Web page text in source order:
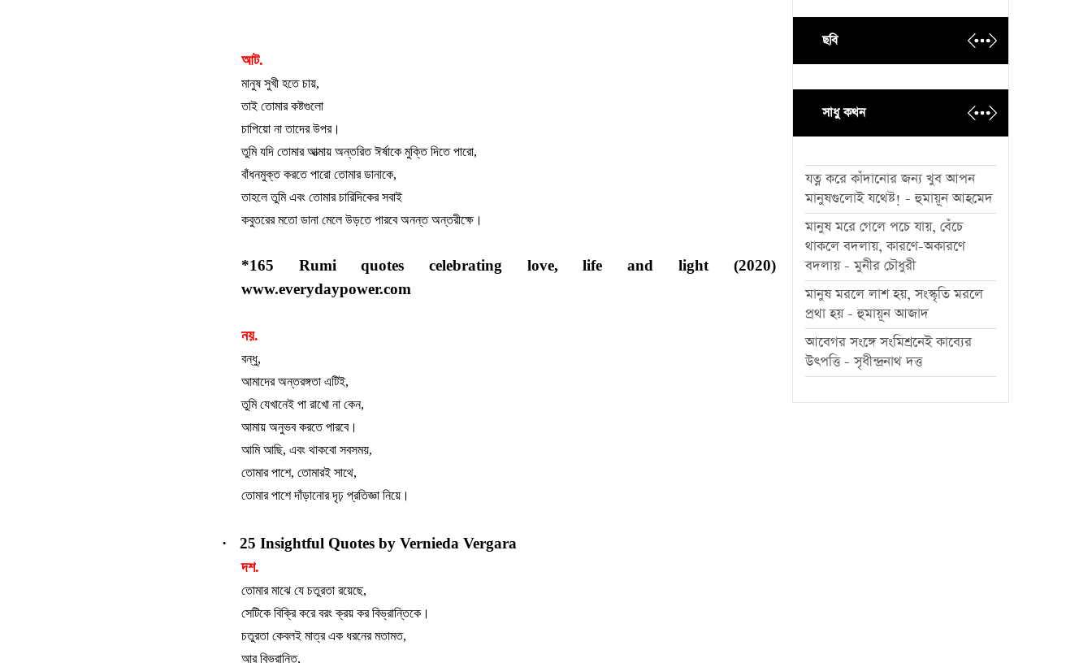
আট.
মানুষ সুখী হতে চায়,
তাই তোমার কষ্টগুলো
চাপিয়ো না তাদের উপর।
তুমি যদি তোমার আত্মায় অন্তরিত ঈর্ষাকে মুক্তি দিতে পারো,
বাঁধনমুক্ত করতে পারো তোমার ডানাকে,
তাহলে তুমি এবং তোমার চারিদিকের সবাই
কবুতরের মতো ডানা মেলে উড়তে পারবে অনন্ত অন্তরীক্ষে।
*165 Rumi quotes celebrating love, life and light (2020)
www.everydaypower.com
নয়.
বন্ধু,
আমাদের অন্তরঙ্গতা এটিই,
তুমি যেখানেই পা রাখো না কেন,
আমায় অনুভব করতে পারবে।
আমি আছি, এবং থাকবো সবসময়,
তোমার পাশে, তোমারই সাথে,
তোমার পাশে দাঁড়ানোর দৃঢ় প্রতিজ্ঞা নিয়ে।
· 25 Insightful Quotes by Vernieda Vergara
দশ.
তোমার মাঝে যে চতুরতা রয়েছে,
সেটিকে বিক্রি করে বরং ক্রয় কর বিভ্রান্তিকে।
চতুরতা কেবলই মাত্র এক ধরনের মতামত,
আর বিভ্রান্তি,
ছবি
সাধু কথন
যত্ন করে কাঁদানোর জন্য খুব আপন
মানুষগুলোই যথেষ্ট! - হুমায়ূন আহমেদ
মানুষ মরে গেলে পচে যায়, বেঁচে
থাকলে বদলায়, কারণে-অকারণে
বদলায় - মুনীর চৌধুরী
মানুষ মরলে লাশ হয়, সংস্কৃতি মরলে
প্রথা হয় - হুমায়ূন আজাদ
আবেগর সংঙ্গে সংমিশ্রনেই কাব্যের
উৎপত্তি - সৃধীন্দ্রনাথ দত্ত